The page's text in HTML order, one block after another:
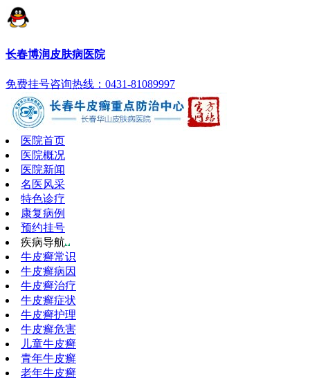
长春博润皮肤病医院
免费挂号咨询热线：0431-81089997
医院首页
医院概况
医院新闻
名医风采
特色诊疗
康复病例
预约挂号
疾病导航
牛皮癣常识
牛皮癣病因
牛皮癣治疗
牛皮癣症状
牛皮癣护理
牛皮癣危害
儿童牛皮癣
青年牛皮癣
老年牛皮癣